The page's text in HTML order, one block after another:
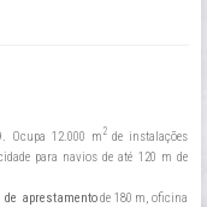
Ocupa 12.000 m2de instalações
para navios de até 120 m de
aprestamentode 180 m, oficina